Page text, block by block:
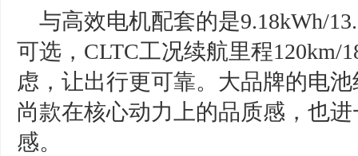
与高效电机配套的是9.18kWh/
可选，CLTC工况续航里程120km/
虑，让出行更可靠。大品牌的电
尚款在核心动力上的品质感，也
感。